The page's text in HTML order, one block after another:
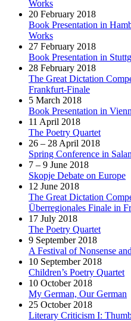
Works
20 February 2018
Book Presentation in
Works
27 February 2018
Book Presentation in
28 February 2018
The Great Dictation
Frankfurt-Finale
5 March 2018
Book Presentation in
11 April 2018
The Poetry Quartet
26 – 28 April 2018
Spring Conference in
7 – 9 June 2018
Skopje Debate on Europe
12 June 2018
The Great Dictation
Überregionales Finale in
17 July 2018
The Poetry Quartet
9 September 2018
A Festival of Nonsense
10 September 2018
Children’s Poetry Quartet
10 October 2018
My German, Our German
25 October 2018
Literary Criticism I: